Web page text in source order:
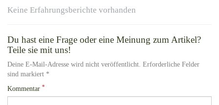
Keine Erfahrungsberichte vorhanden
Du hast eine Frage oder eine Meinung zum Artikel?
Teile sie mit uns!
Deine E-Mail-Adresse wird nicht veröffentlicht. Erforderliche Felder
sind markiert *
Kommentar *